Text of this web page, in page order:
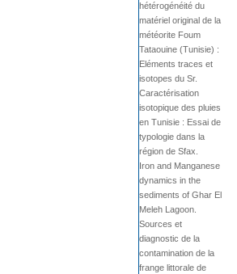
hétérogénéité du
matériel original de la
météorite Foum
Tataouine (Tunisie) :
Eléments traces et
isotopes du Sr.
Caractérisation
isotopique des pluies
en Tunisie : Essai de
typologie dans la
région de Sfax.
Iron and Manganese
dynamics in the
sediments of Ghar El
Meleh Lagoon.
Sources et
diagnostic de la
contamination de la
frange littorale de